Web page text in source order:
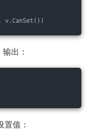
, v.CanSet())
出：
置值：